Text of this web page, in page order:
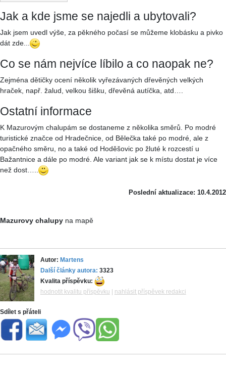
Jak a kde jsme se najedli a ubytovali?
Jak jsem uvedl výše, za pěkného počasí se můžeme klobásku a pivko
dát zde...
Co se nám nejvíce líbilo a co naopak ne?
Zejména dětičky ocení několik vyřezávaných dřevěných velkých
hraček, např. žalud, velkou šišku, dřevěná autíčka, atd….
Ostatní informace
K Mazurovým chalupám se dostaneme z několika směrů. Po modré
turistické značce od Hradečnice, od Bělečka také po modré, ale z
opačného směru, no a také od Hoděšovic po žluté k rozcestí u
Bažantnice a dále po modré. Ale variant jak se k místu dostat je více
než dost…..
Poslední aktualizace: 10.4.2012
Mazurovy chalupy na mapě
Autor: Martens
Další články autora: 3323
Kvalita příspěvku:
hodnotit kvalitu příspěvku
nahlásit příspěvek redakci
Sdílet s přáteli